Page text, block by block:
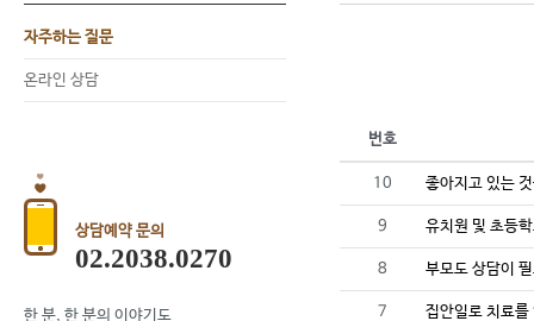
자주하는 질문
온라인 상담
상담예약 문의
02.2038.0270
한 분, 한 분의 이야기도
번호
10 좋아지고 있는
9 유치원 및 초등
8 부모도 상담이
7 집안일로 치료